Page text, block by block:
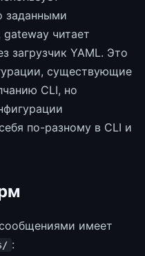
заданными
читает
загрузчик YAML. Это
существующие
CLI, но
по-разному в CLI и
имеет
: